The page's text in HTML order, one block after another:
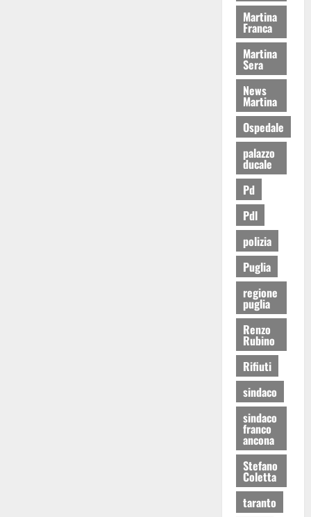
Martina
Franca
Martina
Sera
News
Martina
Ospedale
palazzo
ducale
Pd
Pdl
polizia
Puglia
regione
puglia
Renzo
Rubino
Rifiuti
sindaco
sindaco
franco
ancona
Stefano
Coletta
taranto